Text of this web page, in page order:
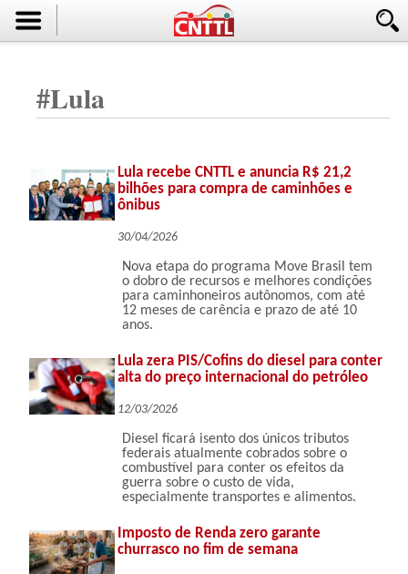
#Lula
Lula recebe CNTTL e anuncia R$ 21,2
bilhões para compra de caminhões e
ônibus
30/04/2026
Nova etapa do programa Move Brasil tem
o dobro de recursos e melhores condições
para caminhoneiros autônomos, com até
12 meses de carência e prazo de até 10
anos.
Lula zera PIS/Cofins do diesel para conter
alta do preço internacional do petróleo
12/03/2026
Diesel ficará isento dos únicos tributos
federais atualmente cobrados sobre o
combustível para conter os efeitos da
guerra sobre o custo de vida,
especialmente transportes e alimentos.
Imposto de Renda zero garante
churrasco no fim de semana